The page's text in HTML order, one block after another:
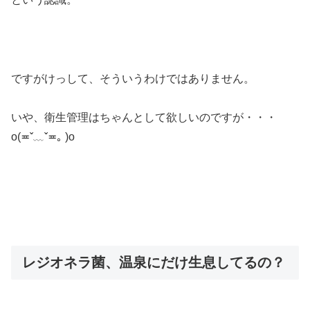
ですがけっして、そういうわけではありません。
いや、衛生管理はちゃんとして欲しいのですが・・・
o(≖ˇ﹏ˇ≖｡ )o
レジオネラ菌、温泉にだけ生息してるの？